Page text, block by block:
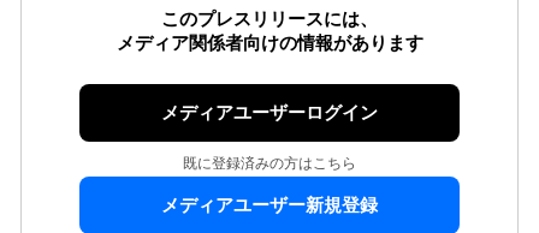
このプレスリリースには、
メディア関係者向けの情報があります
メディアユーザーログイン
既に登録済みの方はこちら
メディアユーザー新規登録